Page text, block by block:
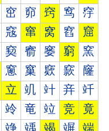
窋 窌 窍 窎 窏
窛 窜 窝 窞 窟
窫 窬 窭 窮 窯
窻 窼 窽 窾 窿
立 竌 竍 竎 竏
竛 竜 竝 竞 竟
竫 竬 竭 竮 端